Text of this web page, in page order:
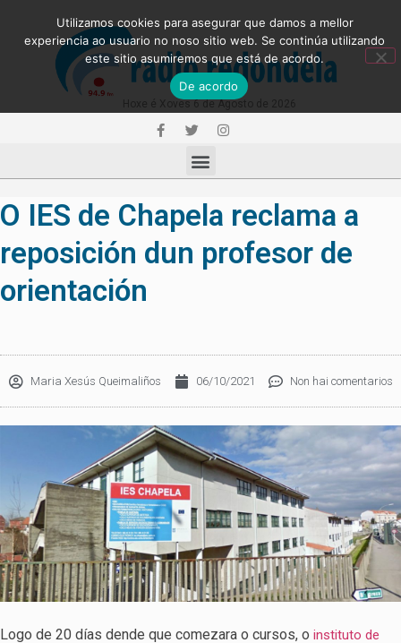
O IES de Chapela reclama a
reposición dun profesor de
orientación
Maria Xesús Queimaliños 06/10/2021 Non hai comentarios
Logo de 20 días dende que comezara o cursos, o instituto de
Utilizamos cookies para asegurar que damos a mellor
experiencia ao usuario no noso sitio web. Se continúa utilizando
este sitio asumiremos que está de acordo.
De acordo